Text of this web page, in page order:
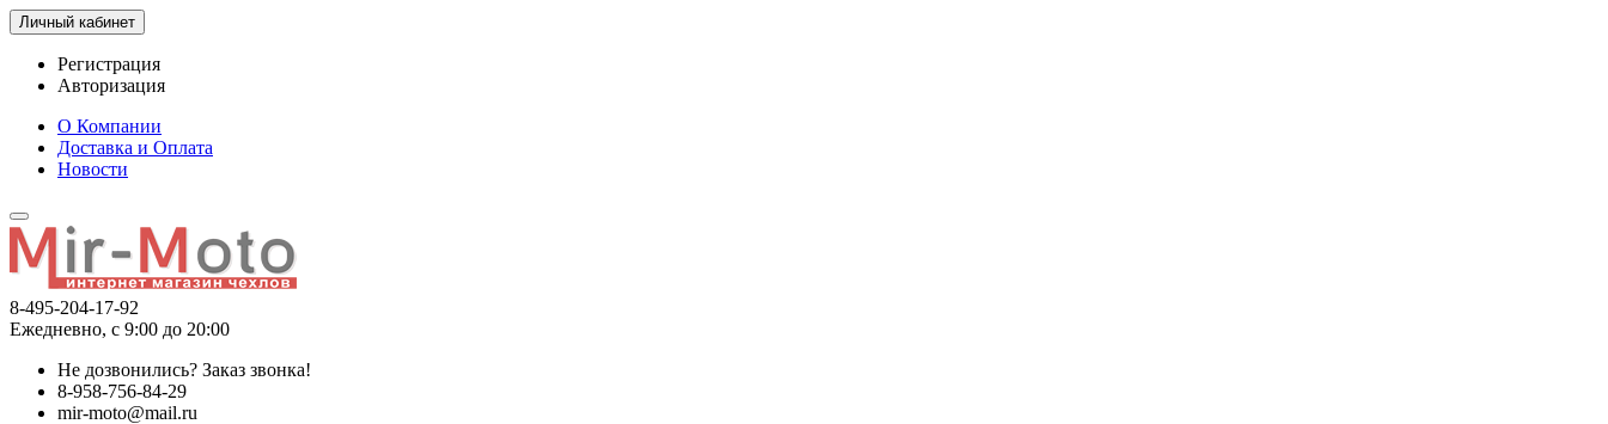
Личный кабинет
Регистрация
Авторизация
О Компании
Доставка и Оплата
Новости
8-495-204-17-92
Ежедневно, с 9:00 до 20:00
Не дозвонились? Заказ звонка!
8-958-756-84-29
mir-moto@mail.ru